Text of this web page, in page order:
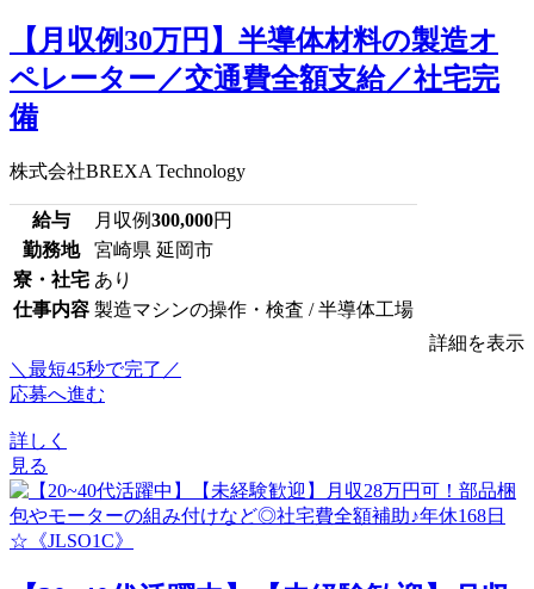
【月収例30万円】半導体材料の製造オ
ペレーター／交通費全額支給／社宅完
備
株式会社BREXA Technology
給与 月収例300,000円
勤務地
宮崎県 延岡市
寮・社宅 あり
仕事内容 製造マシンの操作・検査 / 半導体工場
詳細を表示
＼最短45秒で完了／
応募へ進む
詳しく
見る